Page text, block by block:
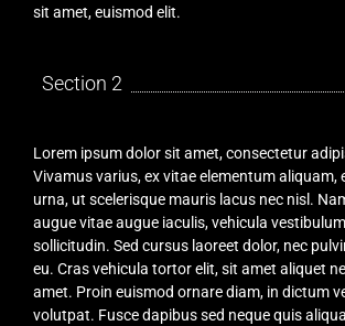
sit amet, euismod elit.
Section 2
Lorem ipsum dolor sit amet, consectetur
Vivamus varius, ex vitae elementum aliquam,
urna, ut scelerisque mauris lacus nec nisl.
augue vitae augue iaculis, vehicula
sollicitudin. Sed cursus laoreet dolor, nec
eu. Cras vehicula tortor elit, sit amet aliquet
amet. Proin euismod ornare diam, in dictum
volutpat. Fusce dapibus sed neque quis